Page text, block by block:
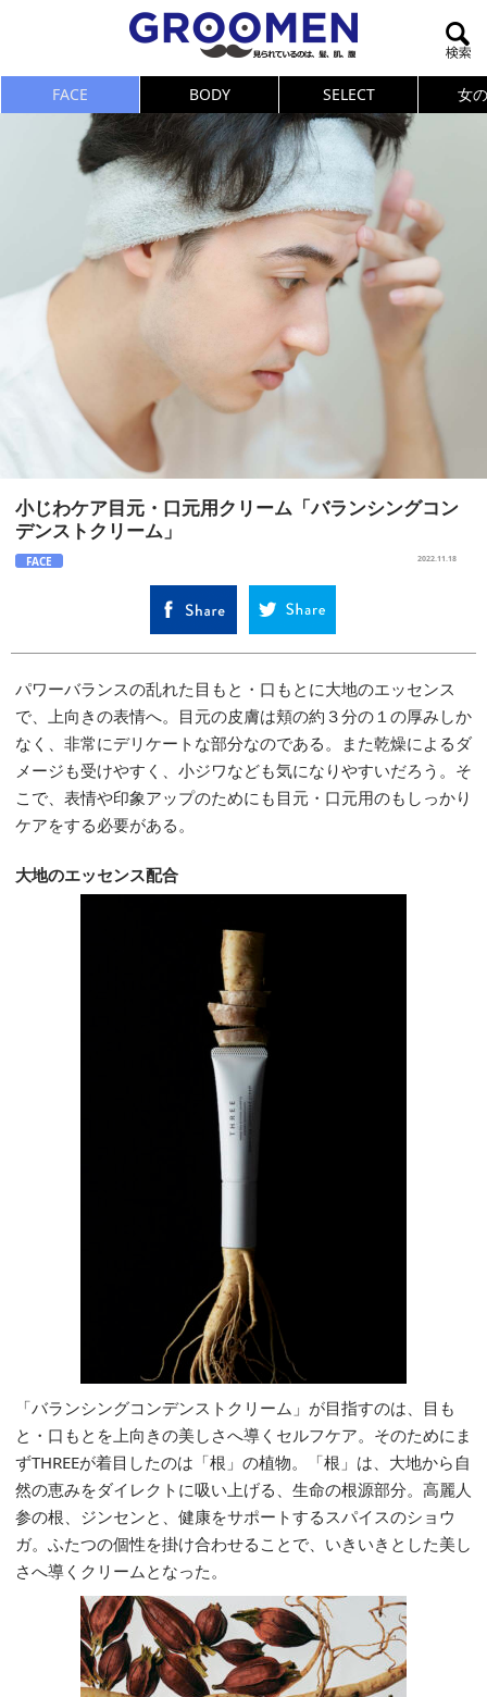
FACE BODY SELECT 女
小じわケア目元・口元用クリーム「バランシングコン
デンストクリーム」
FACE 2022.11.18
パワーバランスの乱れた目もと・口もとに大地のエッセンス
で、上向きの表情へ。目元の皮膚は頬の約３分の１の厚みしか
なく、非常にデリケートな部分なのである。また乾燥によるダ
メージも受けやすく、小ジワなども気になりやすいだろう。そ
こで、表情や印象アップのためにも目元・口元用のもしっかり
ケアをする必要がある。
大地のエッセンス配合
「バランシングコンデンストクリーム」が目指すのは、目も
と・口もとを上向きの美しさへ導くセルフケア。そのためにま
ずTHREEが着目したのは「根」の植物。「根」は、大地から自
然の恵みをダイレクトに吸い上げる、生命の根源部分。高麗人
参の根、ジンセンと、健康をサポートするスパイスのショウ
ガ。ふたつの個性を掛け合わせることで、いきいきとした美し
さへ導くクリームとなった。